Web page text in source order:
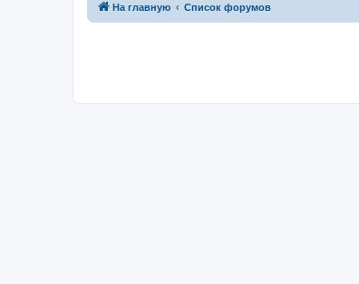
На главную Список форумов